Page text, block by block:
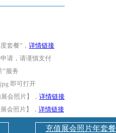
套餐”， 详情链接
请，请谨慎支付
”服务
即可打开
会照片】， 详情链接
会照片】， 详情链接
充值展会照片年套餐